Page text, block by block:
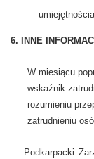
6. INNE
W miesiącu
wskaźnik
rozumieniu
zatrudnieniu
Podkarpacki